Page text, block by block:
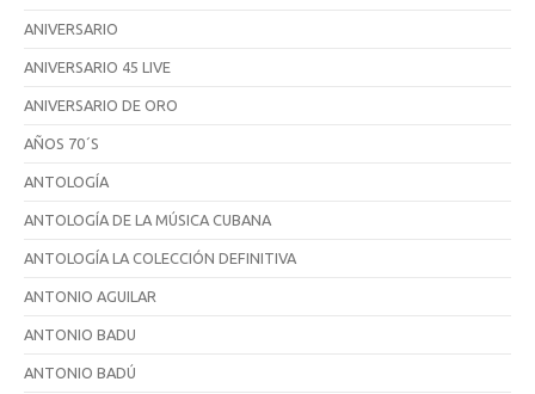
ANIVERSARIO
ANIVERSARIO 45 LIVE
ANIVERSARIO DE ORO
AÑOS 70´S
ANTOLOGÍA
ANTOLOGÍA DE LA MÚSICA CUBANA
ANTOLOGÍA LA COLECCIÓN DEFINITIVA
ANTONIO AGUILAR
ANTONIO BADU
ANTONIO BADÚ